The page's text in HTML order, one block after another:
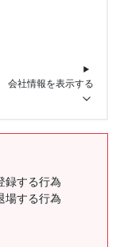
会社情報を表示する
録する行為
場する行為